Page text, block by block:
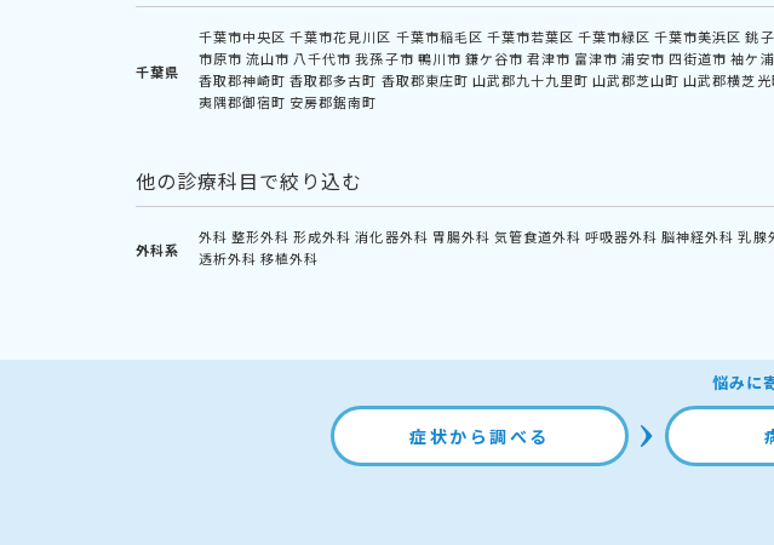
千葉県
千葉市中央区 千葉市花見川区 千葉市稲毛区 千葉市若葉区 千葉市緑区 千葉市美浜区 銚
市原市 流山市 八千代市 我孫子市 鴨川市 鎌ケ谷市 君津市 富津市 浦安市 四街道市 袖ケ
香取郡神崎町 香取郡多古町 香取郡東庄町 山武郡九十九里町 山武郡芝山町 山武郡横芝光
夷隅郡御宿町 安房郡鋸南町
他の診療科目で絞り込む
外科系
外科 整形外科 形成外科 消化器外科 胃腸外科 気管食道外科 呼吸器外科 脳神経外科 乳腺
透析外科 移植外科
悩みに
症状から調べる